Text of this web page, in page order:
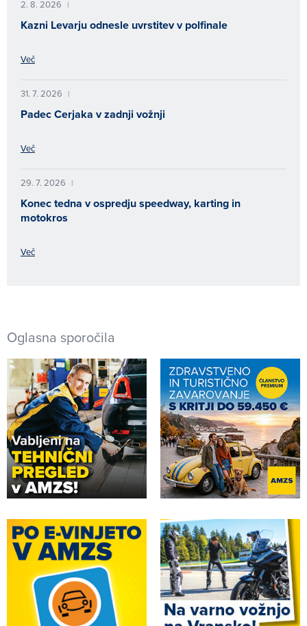
2. 8. 2026 |
Kazni Levarju odnesle uvrstitev v polfinale
Več
31. 7. 2026 |
Padec Cerjaka v zadnji vožnji
Več
29. 7. 2026 |
Konec tedna v ospredju speedway, karting in
motokros
Več
Oglasna sporočila